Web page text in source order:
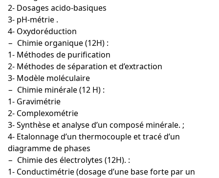
2- Dosages acido-basiques
3- pH-métrie .
4- Oxydoréduction
− Chimie organique (12H) :
1- Méthodes de purification
2- Méthodes de séparation et d’extraction
3- Modèle moléculaire
− Chimie minérale (12 H) :
1- Gravimétrie
2- Complexométrie
3- Synthèse et analyse d’un composé minérale. ;
4- Etalonnage d’un thermocouple et tracé d’un
diagramme de phases
− Chimie des électrolytes (12H). :
1- Conductimétrie (dosage d’une base forte par un